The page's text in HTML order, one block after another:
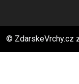
© ZdarskeVrchy.cz